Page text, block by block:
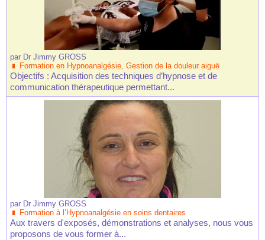
par Dr Jimmy GROSS
Formation en Hypnoanalgésie, Gestion de la douleur aiguë
Objectifs : Acquisition des techniques d’hypnose et de
communication thérapeutique permettant...
par Dr Jimmy GROSS
Formation à l’Hypnoanalgésie en soins dentaires
Aux travers d'exposés, démonstrations et analyses, nous vous
proposons de vous former à...